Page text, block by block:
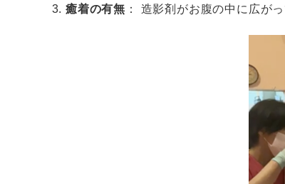
癒着の有無 ： 造影剤がお腹の中に広が